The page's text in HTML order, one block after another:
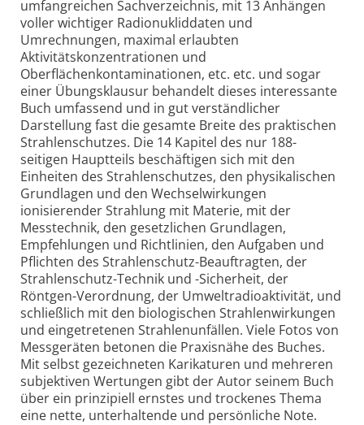
umfangreichen Sachverzeichnis, mit 13 Anhängen
voller wichtiger Radionukliddaten und
Umrechnungen, maximal erlaubten
Aktivitätskonzentrationen und
Oberflächenkontaminationen, etc. etc. und sogar
einer Übungsklausur behandelt dieses interessante
Buch umfassend und in gut verständlicher
Darstellung fast die gesamte Breite des praktischen
Strahlenschutzes. Die 14 Kapitel des nur 188-
seitigen Hauptteils beschäftigen sich mit den
Einheiten des Strahlenschutzes, den physikalischen
Grundlagen und den Wechselwirkungen
ionisierender Strahlung mit Materie, mit der
Messtechnik, den gesetzlichen Grundlagen,
Empfehlungen und Richtlinien, den Aufgaben und
Pflichten des Strahlenschutz-Beauftragten, der
Strahlenschutz-Technik und -Sicherheit, der
Röntgen-Verordnung, der Umweltradioaktivität, und
schließlich mit den biologischen Strahlenwirkungen
und eingetretenen Strahlenunfällen. Viele Fotos von
Messgeräten betonen die Praxisnähe des Buches.
Mit selbst gezeichneten Karikaturen und mehreren
subjektiven Wertungen gibt der Autor seinem Buch
über ein prinzipiell ernstes und trockenes Thema
eine nette, unterhaltende und persönliche Note.